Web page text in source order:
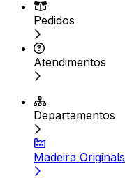
Pedidos
Atendimentos
Departamentos
Madeira Originals